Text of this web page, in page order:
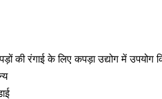
की रंगाई के लिए कपड़ा उद्योग में उपयोग